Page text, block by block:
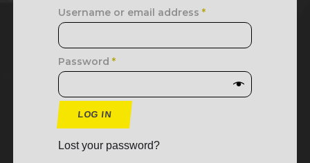
Username or email address*
Password*
LOG IN
Lost your password?